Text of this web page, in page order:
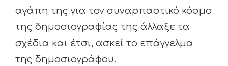
αγάπη της για τον συναρπαστικό κόσμο
της δημοσιογραφίας της άλλαξε τα
σχέδια και έτσι, ασκεί το επάγγελμα
της δημοσιογράφου.